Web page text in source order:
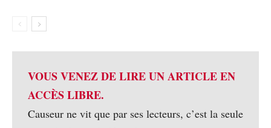
VOUS VENEZ DE LIRE UN ARTICLE EN
ACCÈS LIBRE.
Causeur ne vit que par ses lecteurs, c’est la seule